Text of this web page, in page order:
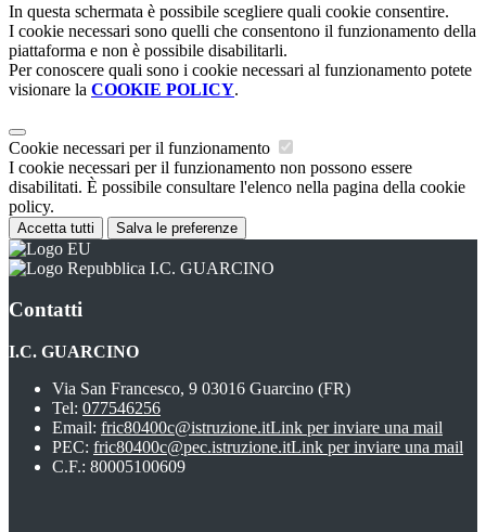
In questa schermata è possibile scegliere quali cookie consentire.
I cookie necessari sono quelli che consentono il funzionamento della
piattaforma e non è possibile disabilitarli.
Per conoscere quali sono i cookie necessari al funzionamento potete
visionare la COOKIE POLICY.
Cookie necessari per il funzionamento
I cookie necessari per il funzionamento non possono essere
disabilitati. È possibile consultare l'elenco nella pagina della cookie
policy.
Accetta tutti Salva le preferenze
I.C. GUARCINO
Contatti
I.C. GUARCINO
Via San Francesco, 9 03016 Guarcino (FR)
Tel: 077546256
Email: fric80400c@istruzione.itLink per inviare una mail
PEC: fric80400c@pec.istruzione.itLink per inviare una mail
C.F.: 80005100609